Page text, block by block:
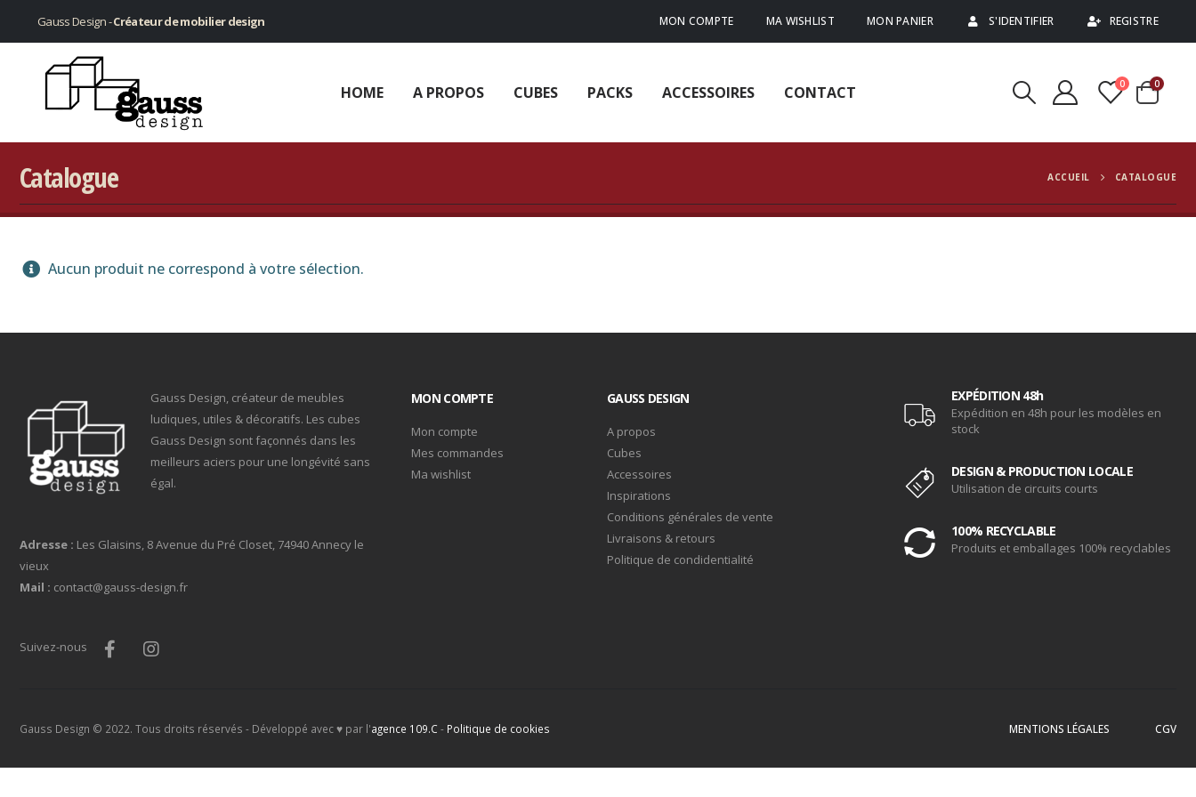
Gauss Design -Créateur de mobilier design MON COMPTE MA WISHLIST MON PANIER S'IDENTIFIER REGISTRE
HOME A PROPOS CUBES PACKS ACCESSOIRES CONTACT 0 0
Catalogue ACCUEIL CATALOGUE
Aucun produit ne correspond à votre sélection.
Gauss Design, créateur de meubles
ludiques, utiles & décoratifs. Les cubes
Gauss Design sont façonnés dans les
meilleurs aciers pour une longévité sans
égal.
Adresse : Les Glaisins, 8 Avenue du Pré Closet, 74940 Annecy le
vieux
Mail : contact@gauss-design.fr
Suivez-nous
MON COMPTE
Mon compte
Mes commandes
Ma wishlist
GAUSS DESIGN
A propos
Cubes
Accessoires
Inspirations
Conditions générales de vente
Livraisons & retours
Politique de condidentialité
EXPÉDITION 48h
Expédition en 48h pour les modèles en
stock
DESIGN & PRODUCTION LOCALE
Utilisation de circuits courts
100% RECYCLABLE
Produits et emballages 100% recyclables
Gauss Design © 2022. Tous droits réservés - Développé avec ♥ par l'agence 109.C- Politique de cookies MENTIONS LÉGALES CGV